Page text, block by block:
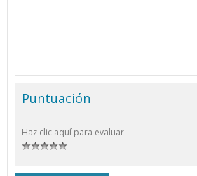
Puntuación
Haz clic aquí para evaluar